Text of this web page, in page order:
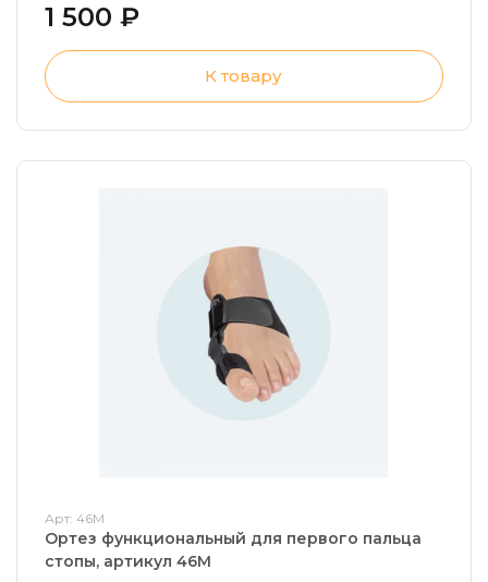
1 500 ₽
К товару
Арт: 46М
Ортез функциональный для первого пальца
стопы, артикул 46М